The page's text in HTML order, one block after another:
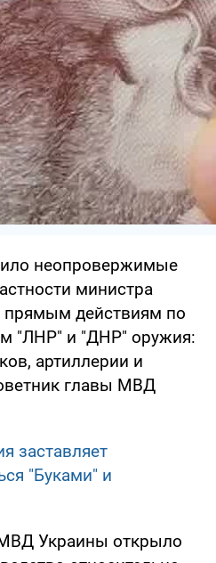
неопровержимые
министра
действиям по
"ЛНР" и "ДНР" оружия:
артиллерии и
главы МВД
заставляет
"Буками" и
Украины открыло